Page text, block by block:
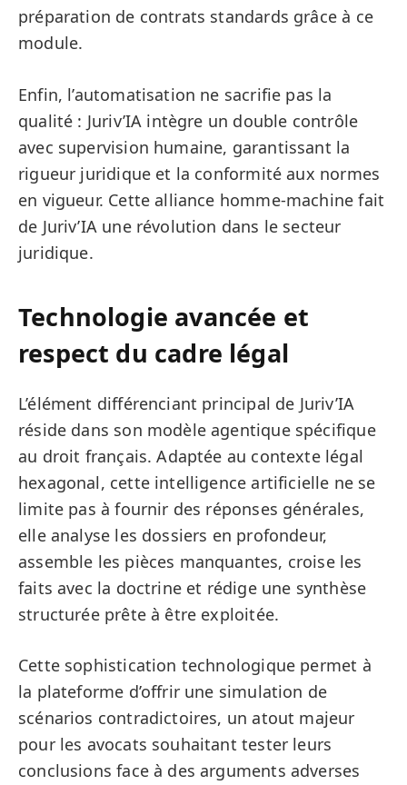
préparation de contrats standards grâce à ce
module.
Enfin, l’automatisation ne sacrifie pas la
qualité : Juriv’IA intègre un double contrôle
avec supervision humaine, garantissant la
rigueur juridique et la conformité aux normes
en vigueur. Cette alliance homme-machine fait
de Juriv’IA une révolution dans le secteur
juridique.
Technologie avancée et
respect du cadre légal
L’élément différenciant principal de Juriv’IA
réside dans son modèle agentique spécifique
au droit français. Adaptée au contexte légal
hexagonal, cette intelligence artificielle ne se
limite pas à fournir des réponses générales,
elle analyse les dossiers en profondeur,
assemble les pièces manquantes, croise les
faits avec la doctrine et rédige une synthèse
structurée prête à être exploitée.
Cette sophistication technologique permet à
la plateforme d’offrir une simulation de
scénarios contradictoires, un atout majeur
pour les avocats souhaitant tester leurs
conclusions face à des arguments adverses